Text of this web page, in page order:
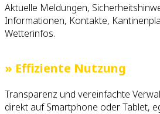
Aktuelle Meldungen,
Informationen, Kontakte,
Wetterinfos.
» Effiziente Nutzung
Transparenz und vereinfachte
direkt auf Smartphone oder Tablet,